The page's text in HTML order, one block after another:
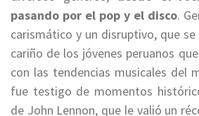
pasando por el pop y el disco.
carismático y un disruptivo, que
cariño de los jóvenes peruanos
con las tendencias musicales del
fue testigo de momentos
de John Lennon, que le valió un